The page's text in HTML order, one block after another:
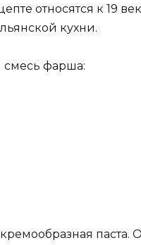
относятся к 19
кухни.
смесь фарша: